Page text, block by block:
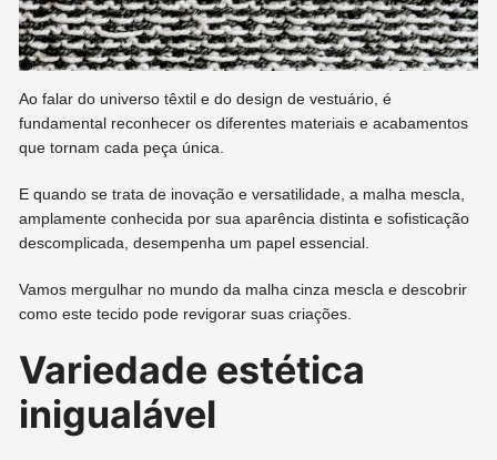
Ao falar do universo têxtil e do design de vestuário, é
fundamental reconhecer os diferentes materiais e acabamentos
que tornam cada peça única.
E quando se trata de inovação e versatilidade, a malha mescla,
amplamente conhecida por sua aparência distinta e sofisticação
descomplicada, desempenha um papel essencial.
Vamos mergulhar no mundo da malha cinza mescla e descobrir
como este tecido pode revigorar suas criações.
Variedade estética
inigualável